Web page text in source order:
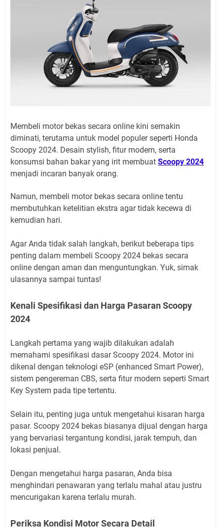
Membeli motor bekas secara online kini semakin
diminati, terutama untuk model populer seperti Honda
Scoopy 2024. Desain stylish, fitur modern, serta
konsumsi bahan bakar yang irit membuat Scoopy 2024
menjadi incaran banyak orang.
Namun, membeli motor bekas secara online tentu
membutuhkan ketelitian ekstra agar tidak kecewa di
kemudian hari.
Agar Anda tidak salah langkah, berikut beberapa tips
penting dalam membeli Scoopy 2024 bekas secara
online dengan aman dan menguntungkan. Yuk, simak
ulasannya sampai tuntas!
Kenali Spesifikasi dan Harga Pasaran Scoopy
2024
Langkah pertama yang wajib dilakukan adalah
memahami spesifikasi dasar Scoopy 2024. Motor ini
dikenal dengan teknologi eSP (enhanced Smart Power),
sistem pengereman CBS, serta fitur modern seperti Smart
Key System pada tipe tertentu.
Selain itu, penting juga untuk mengetahui kisaran harga
pasar. Scoopy 2024 bekas biasanya dijual dengan harga
yang bervariasi tergantung kondisi, jarak tempuh, dan
lokasi penjual.
Dengan mengetahui harga pasaran, Anda bisa
menghindari penawaran yang terlalu mahal atau justru
mencurigakan karena terlalu murah.
Periksa Kondisi Motor Secara Detail